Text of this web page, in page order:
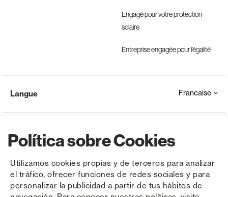
Política sobre Cookies
Utilizamos cookies propias y de terceros para analizar
el tráfico, ofrecer funciones de redes sociales y para
personalizar la publicidad a partir de tus hábitos de
Engagé pour votre protection
solaire
Entreprise engagée pour l’égalité
Copyright © Saxun 2023 - 2026 Politique de confidentialité Avis juridique Cookies
Langue Francaise